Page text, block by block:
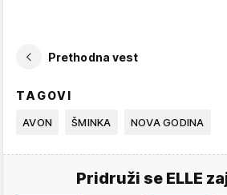
Prethodna vest
TAGOVI
AVON ŠMINKA NOVA GODINA
Pridruži se ELLE